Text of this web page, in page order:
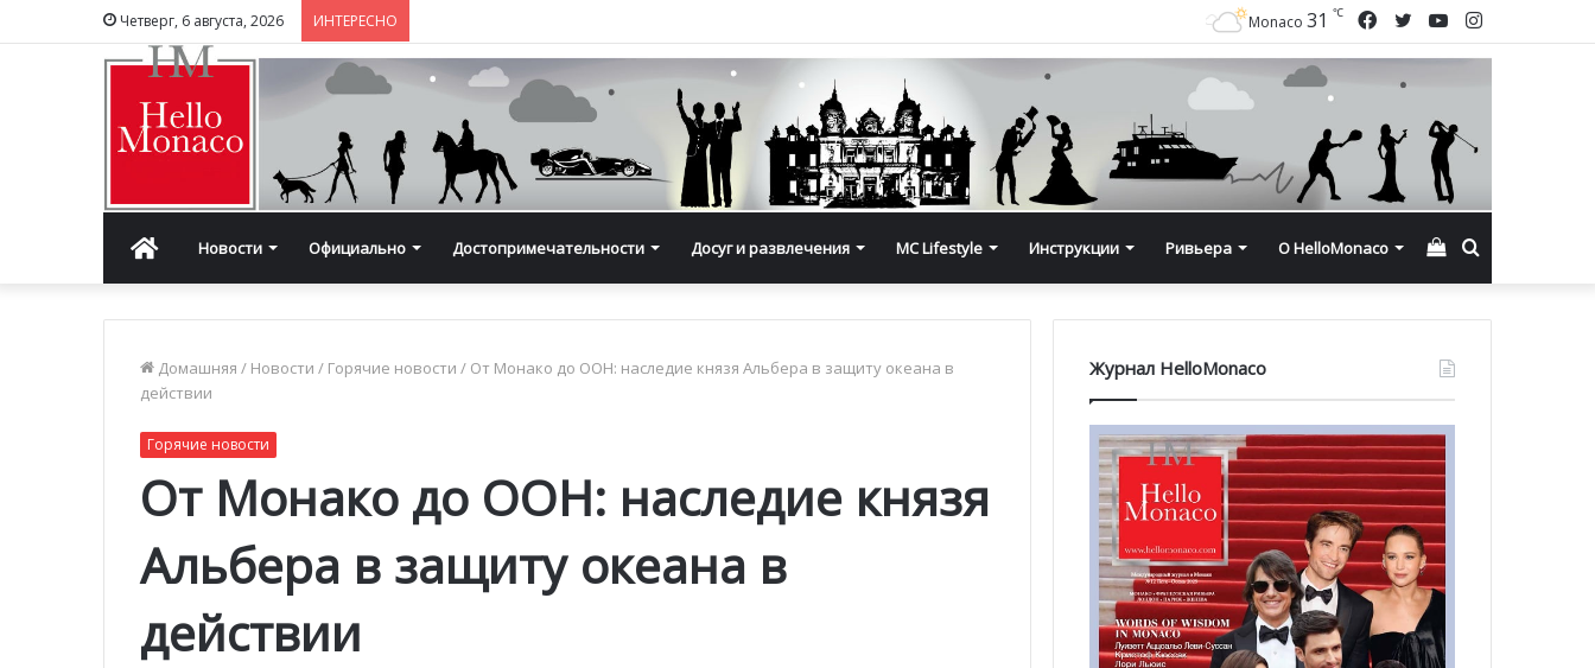
Четверг, 6 августа, 2026 ИНТЕРЕСНО Instagram
YouTube
Twitter
Facebook
Monaco 31 ℃
ГлавнаяНовости Официально Достопримечательности Досуг и развлечения MC Lifestyle Инструкции Ривьера О HelloMonaco Смотреть
корзину
Домашняя / Новости / Горячие новости / От Монако до ООН: наследие князя Альбера в защиту океана в
действии
Горячие новости
От Монако до ООН: наследие князя
Альбера в защиту океана в
действии
Журнал HelloMonaco